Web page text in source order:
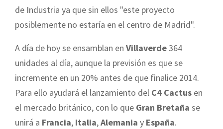
de Industria ya que sin ellos "este proyecto
posiblemente no estaría en el centro de Madrid".
A día de hoy se ensamblan en Villaverde364
unidades al día, aunque la previsión es que se
incremente en un 20% antes de que finalice 2014.
Para ello ayudará el lanzamiento del C4 Cactus en
el mercado británico, con lo que Gran Bretaña se
unirá a Francia, Italia,Alemania y España.